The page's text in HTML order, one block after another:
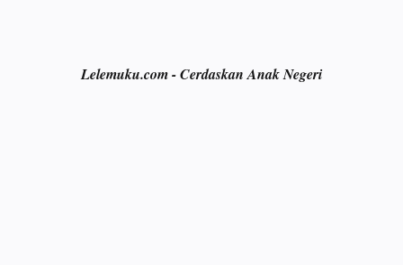
Lelemuku.com - Cerdaskan Anak Negeri